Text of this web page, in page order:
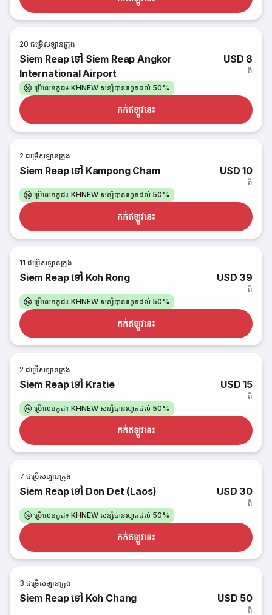
20 ជម្រើសឡានក្រុង
Siem Reap ទៅ Siem Reap Angkor
International Airport
USD 8
ពី
ប្រើលេខកូដ៖ KHNEW សន្សំបានរហូតដល់ 50%
កក់​ឥឡូវនេះ
2 ជម្រើសឡានក្រុង
Siem Reap ទៅ Kampong Cham USD 10
ពី
ប្រើលេខកូដ៖ KHNEW សន្សំបានរហូតដល់ 50%
កក់​ឥឡូវនេះ
11 ជម្រើសឡានក្រុង
Siem Reap ទៅ Koh Rong USD 39
ពី
ប្រើលេខកូដ៖ KHNEW សន្សំបានរហូតដល់ 50%
កក់​ឥឡូវនេះ
2 ជម្រើសឡានក្រុង
Siem Reap ទៅ Kratie USD 15
ពី
ប្រើលេខកូដ៖ KHNEW សន្សំបានរហូតដល់ 50%
កក់​ឥឡូវនេះ
7 ជម្រើសឡានក្រុង
Siem Reap ទៅ Don Det (Laos) USD 30
ពី
ប្រើលេខកូដ៖ KHNEW សន្សំបានរហូតដល់ 50%
កក់​ឥឡូវនេះ
3 ជម្រើសឡានក្រុង
Siem Reap ទៅ Koh Chang USD 50
ពី